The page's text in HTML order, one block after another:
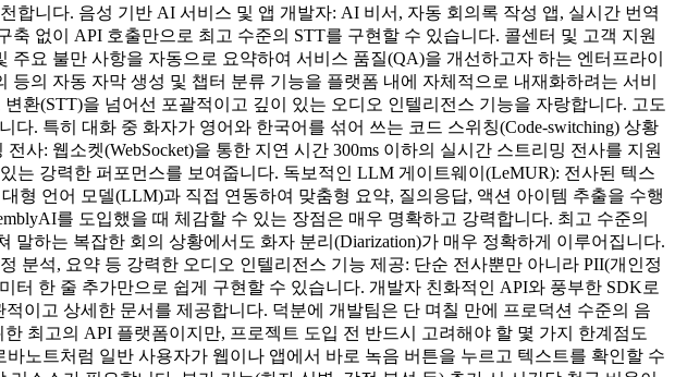
니다. 음성 기반 AI 서비스 및 앱 개발자: AI 비서, 자동 회의록 작성 앱, 실시간 번역
없이 API 호출만으로 최고 수준의 STT를 구현할 수 있습니다. 콜센터 및 고객 지원
요 불만 사항을 자동으로 요약하여 서비스 품질(QA)을 개선하고자 하는 엔터프라이
의 자동 자막 생성 및 챕터 분류 기능을 플랫폼 내에 자체적으로 내재화하려는 서비
환(STT)을 넘어선 포괄적이고 깊이 있는 오디오 인텔리전스 기능을 자랑합니다. 고도
. 특히 대화 중 화자가 영어와 한국어를 섞어 쓰는 코드 스위칭(Code-switching) 상황
: 웹소켓(WebSocket)을 통한 지연 시간 300ms 이하의 실시간 스트리밍 전사를 지원
는 강력한 퍼포먼스를 보여줍니다. 독보적인 LLM 게이트웨이(LeMUR): 전사된 텍스
형 언어 모델(LLM)과 직접 연동하여 맞춤형 요약, 질의응답, 액션 아이템 추출을 수행
를 도입했을 때 체감할 수 있는 장점은 매우 명확하고 강력합니다. 최고 수준의
하는 복잡한 회의 상황에서도 화자 분리(Diarization)가 매우 정확하게 이루어집니다.
분석, 요약 등 강력한 오디오 인텔리전스 기능 제공: 단순 전사뿐만 아니라 PII(개인정
한 줄 추가만으로 쉽게 구현할 수 있습니다. 개발자 친화적인 API와 풍부한 SDK로
이고 상세한 문서를 제공합니다. 덕분에 개발팀은 단 며칠 만에 프로덕션 수준의 음
최고의 API 플랫폼이지만, 프로젝트 도입 전 반드시 고려해야 할 몇 가지 한계점도
노트처럼 일반 사용자가 웹이나 앱에서 바로 녹음 버튼을 누르고 텍스트를 확인할 수